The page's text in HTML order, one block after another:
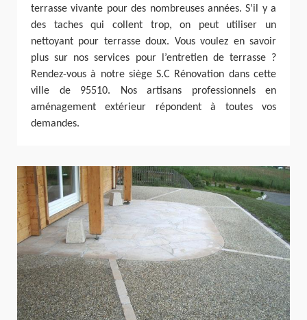
terrasse vivante pour des nombreuses années. S’il y a
des taches qui collent trop, on peut utiliser un
nettoyant pour terrasse doux. Vous voulez en savoir
plus sur nos services pour l’entretien de terrasse ?
Rendez-vous à notre siège S.C Rénovation dans cette
ville de 95510. Nos artisans professionnels en
aménagement extérieur répondent à toutes vos
demandes.